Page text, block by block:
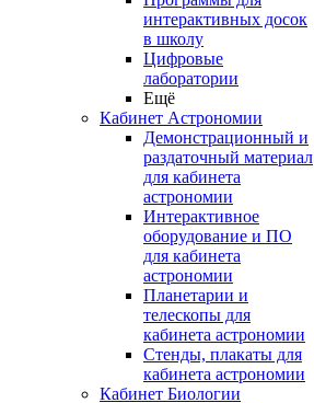
интерактивных досок
в школу
Цифровые
лаборатории
Ещё
Кабинет Астрономии
Демонстрационный и
раздаточный материал
для кабинета
астрономии
Интерактивное
оборудование и ПО
для кабинета
астрономии
Планетарии и
телескопы для
кабинета астрономии
Стенды, плакаты для
кабинета астрономии
Кабинет Биологии